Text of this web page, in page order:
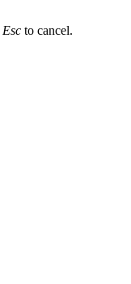
Esc to cancel.